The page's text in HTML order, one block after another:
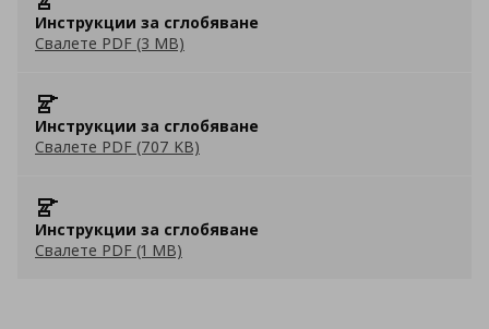
Инструкции за сглобяване
Свалете PDF (3 MB)
Инструкции за сглобяване
Свалете PDF (707 KB)
Инструкции за сглобяване
Свалете PDF (1 MB)